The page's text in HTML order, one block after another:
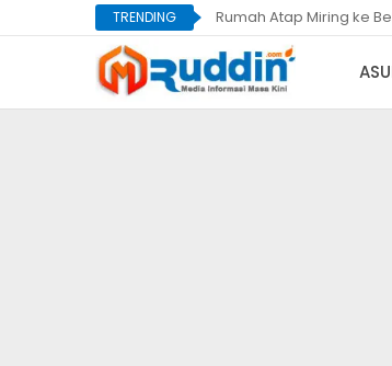
TRENDING Rumah Atap Miring ke